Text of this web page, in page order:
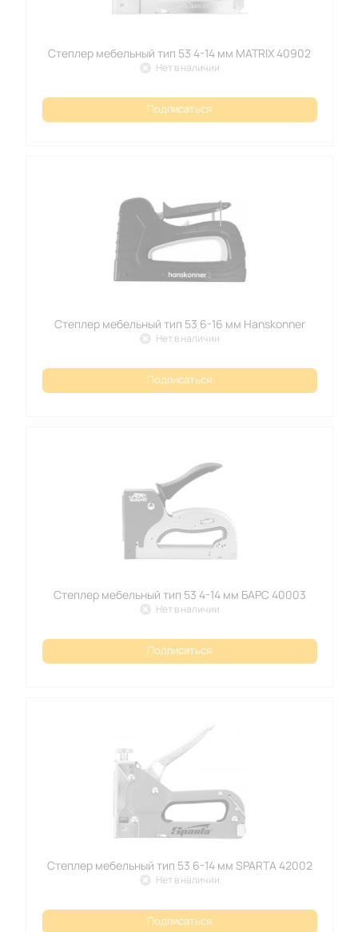
Степлер мебельный тип 53 4-14 мм MATRIX 40902
Нет в наличии
Подписаться
Степлер мебельный тип 53 6-16 мм Hanskonner
Нет в наличии
Подписаться
Степлер мебельный тип 53 4-14 мм БАРС 40003
Нет в наличии
Подписаться
Степлер мебельный тип 53 6-14 мм SPARTA 42002
Нет в наличии
Подписаться